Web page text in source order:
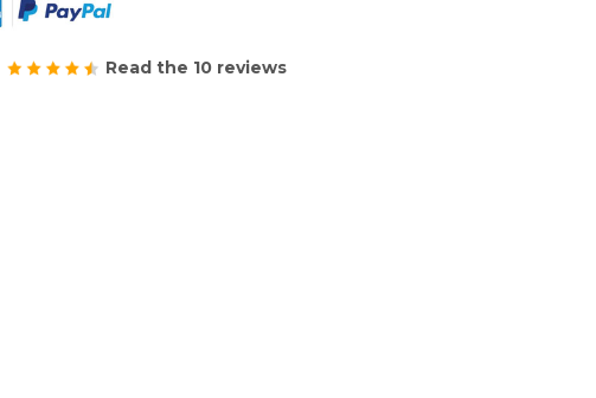
Read the 10 reviews